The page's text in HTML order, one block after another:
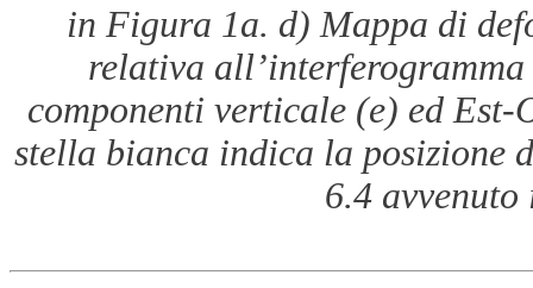
in Figura 1a. d) Mappa di
relativa
componenti verticale (e) ed
stella bianca indica la posizione
6.4